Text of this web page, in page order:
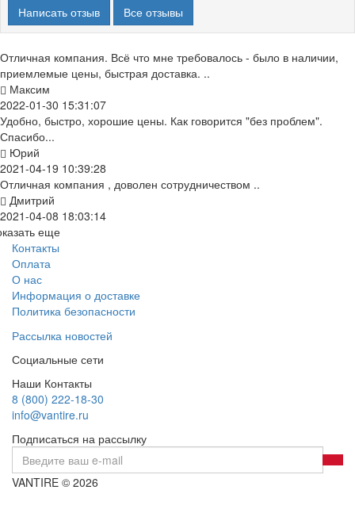
Написать отзыв
Все отзывы
Отличная компания. Всё что мне требовалось - было в наличии,
приемлемые цены, быстрая доставка. ..
Максим
2022-01-30 15:31:07
Удобно, быстро, хорошие цены. Как говорится "без проблем".
Спасибо...
Юрий
2021-04-19 10:39:28
Отличная компания , доволен сотрудничеством ..
Дмитрий
2021-04-08 18:03:14
еще
Контакты
Оплата
О нас
Информация о доставке
Политика безопасности
Рассылка новостей
Социальные сети
Наши Контакты
8 (800) 222-18-30
info@vantire.ru
Подписаться на рассылку
VANTIRE © 2026